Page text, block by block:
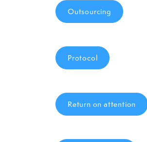
Outsourcing
Protocol
Return on attention